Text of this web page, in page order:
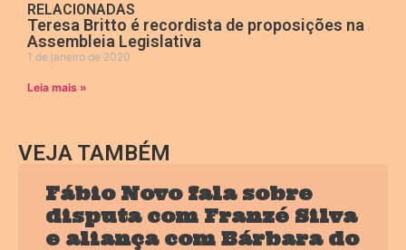
RELACIONADAS
Teresa Britto é recordista de proposições na
Assembleia Legislativa
1 de janeiro de 2020
Leia mais »
VEJA TAMBÉM
Fábio Novo fala sobre
disputa com Franzé Silva
e aliança com Bárbara do